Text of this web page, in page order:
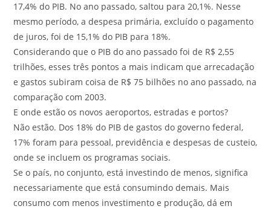
17,4% do PIB. No ano passado, saltou para 20,1%. Nesse
mesmo período, a despesa primária, excluído o pagamento
de juros, foi de 15,1% do PIB para 18%.
Considerando que o PIB do ano passado foi de R$ 2,55
trilhões, esses três pontos a mais indicam que arrecadação
e gastos subiram coisa de R$ 75 bilhões no ano passado, na
comparação com 2003.
E onde estão os novos aeroportos, estradas e portos?
Não estão. Dos 18% do PIB de gastos do governo federal,
17% foram para pessoal, previdência e despesas de custeio,
onde se incluem os programas sociais.
Se o país, no conjunto, está investindo de menos, significa
necessariamente que está consumindo demais. Mais
consumo com menos investimento e produção, dá em